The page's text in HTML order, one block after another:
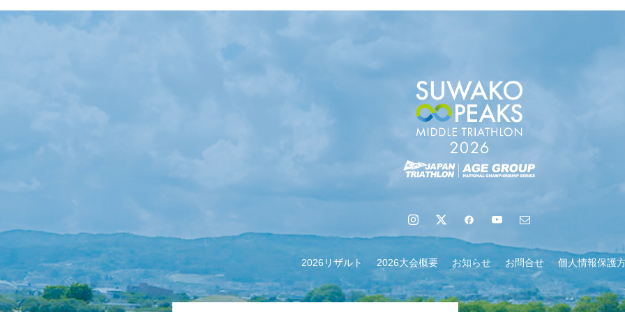
【会議報告】諏訪地域６市町村連絡会議を開催しました
2026リザルト 2026大会概要 お知らせ お問合せ 個人情報保護